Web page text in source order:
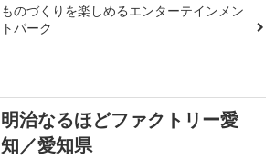
ものづくりを楽しめるエンターテインメン
トパーク
明治なるほどファクトリー愛
知／愛知県